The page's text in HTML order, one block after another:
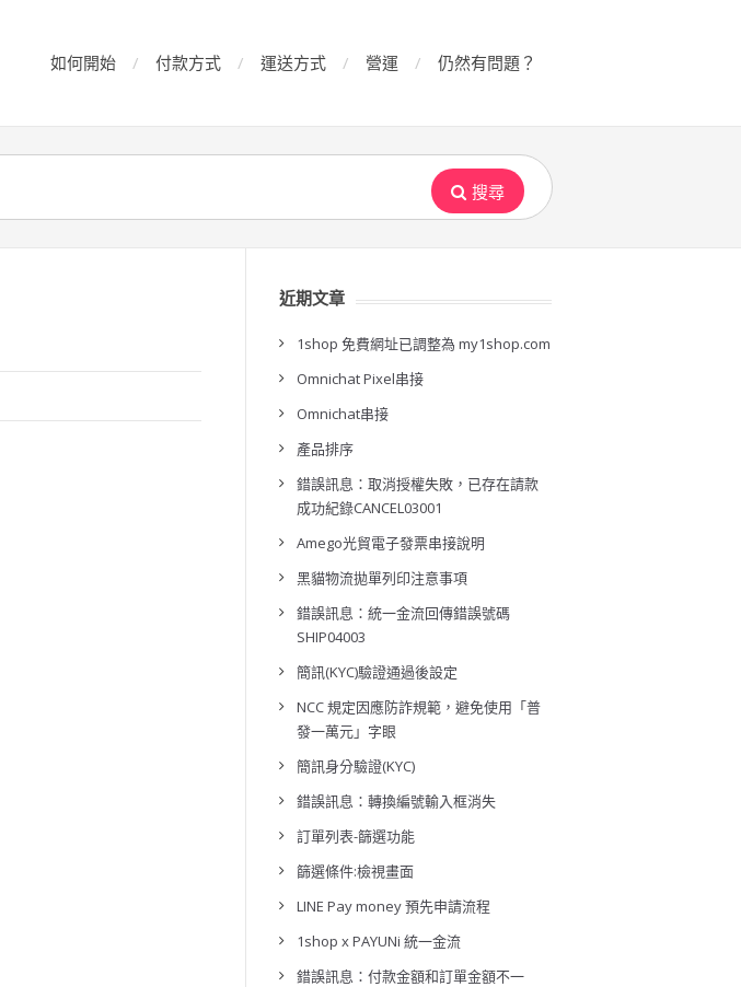
如何開始 付款方式 運送方式 營運 仍然有問題？
搜尋
近期文章
1shop 免費網址已調整為 my1shop.com
Omnichat Pixel串接
Omnichat串接
產品排序
錯誤訊息：取消授權失敗，已存在請款
成功紀錄CANCEL03001
Amego光貿電子發票串接說明
黑貓物流拋單列印注意事項
錯誤訊息：統一金流回傳錯誤號碼
SHIP04003
簡訊(KYC)驗證通過後設定
NCC 規定因應防詐規範，避免使用「普
發一萬元」字眼
簡訊身分驗證(KYC)
錯誤訊息：轉換編號輸入框消失
訂單列表-篩選功能
篩選條件:檢視畫面
LINE Pay money 預先申請流程
1shop x PAYUNi 統一金流
錯誤訊息：付款金額和訂單金額不一